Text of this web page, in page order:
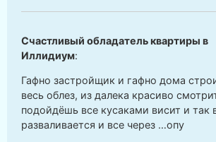
Счастливый обладатель квартиры в
Иллидиум:
Гафно застройщик и гафно дома
весь облез, из далека красиво
подойдёшь все кусаками висит и так
разваливается и все через …опу